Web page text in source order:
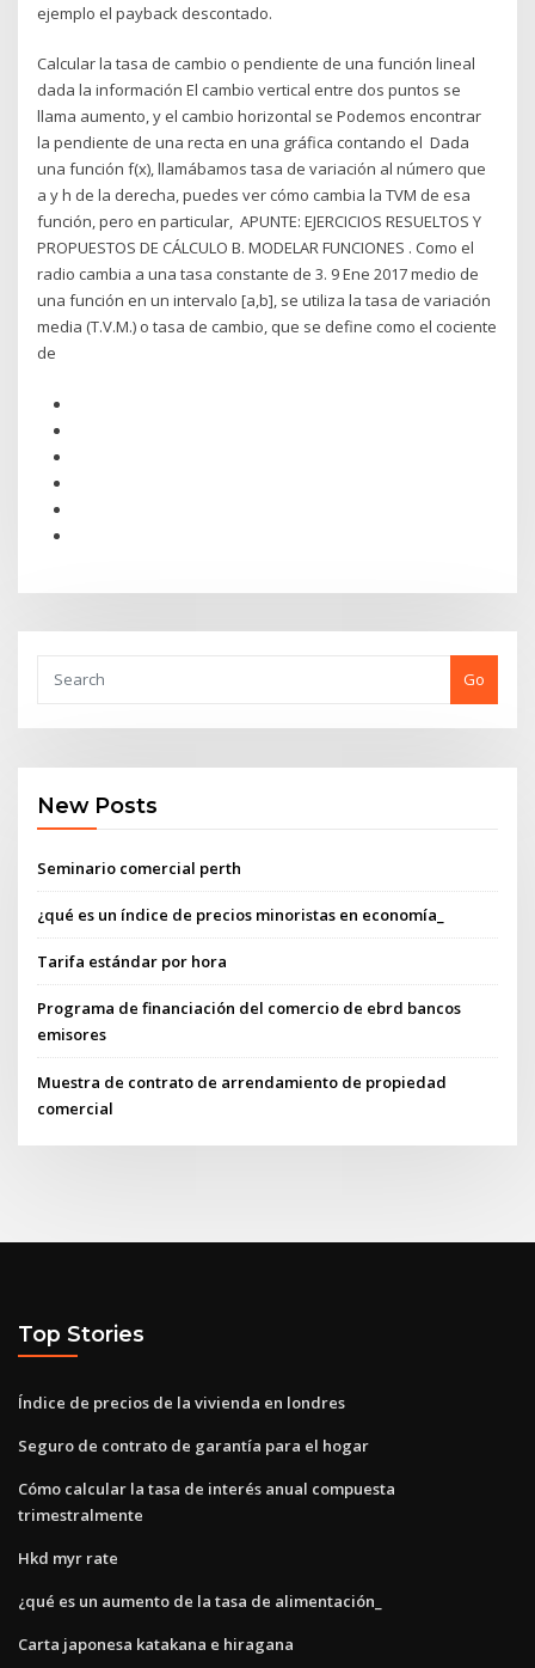
ejemplo el payback descontado.
Calcular la tasa de cambio o pendiente de una función lineal
dada la información El cambio vertical entre dos puntos se
llama aumento, y el cambio horizontal se Podemos encontrar
la pendiente de una recta en una gráfica contando el Dada
una función f(x), llamábamos tasa de variación al número que
a y h de la derecha, puedes ver cómo cambia la TVM de esa
función, pero en particular, APUNTE: EJERCICIOS RESUELTOS Y
PROPUESTOS DE CÁLCULO B. MODELAR FUNCIONES . Como el
radio cambia a una tasa constante de 3. 9 Ene 2017 medio de
una función en un intervalo [a,b], se utiliza la tasa de variación
media (T.V.M.) o tasa de cambio, que se define como el cociente
de
Go
New Posts
Seminario comercial perth
¿qué es un índice de precios minoristas en economía_
Tarifa estándar por hora
Programa de financiación del comercio de ebrd bancos
emisores
Muestra de contrato de arrendamiento de propiedad
comercial
Top Stories
Índice de precios de la vivienda en londres
Seguro de contrato de garantía para el hogar
Cómo calcular la tasa de interés anual compuesta
trimestralmente
Hkd myr rate
¿qué es un aumento de la tasa de alimentación_
Carta japonesa katakana e hiragana